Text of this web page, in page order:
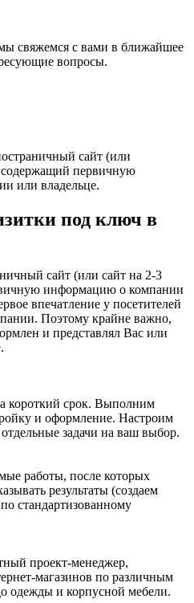
свяжемся с вами в ближайшее
вопросы.
сайт (или
первичную
или владельце.
под ключ в
сайт (или сайт на 2-3
информацию о компании
впечатление у посетителей
Поэтому крайне важно,
и представлял Вас или
короткий срок. Выполним
и оформление. Настроим
задачи на ваш выбор.
работы, после которых
результаты (создаем
стандартизованному
проект-менеджер,
магазинов по различным
одежды и корпусной мебели.